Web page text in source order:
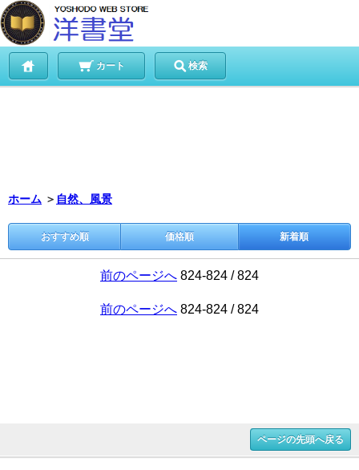
カート 検索
ホーム ＞ 自然、風景
おすすめ順 価格順 新着順
前のページへ 824-824 / 824
前のページへ 824-824 / 824
ページの先頭へ戻る